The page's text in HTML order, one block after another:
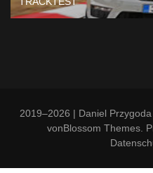
2019–2026 | Daniel Przygoda
vonBlossom Themes.